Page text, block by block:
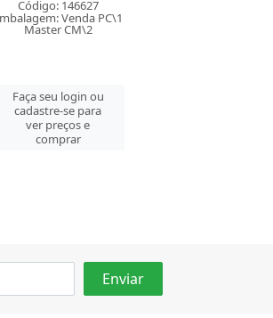
LUXO
Código: 146644
Embalagem: Venda PC\1
Faça seu login ou
cadastre-se para
ver preços e